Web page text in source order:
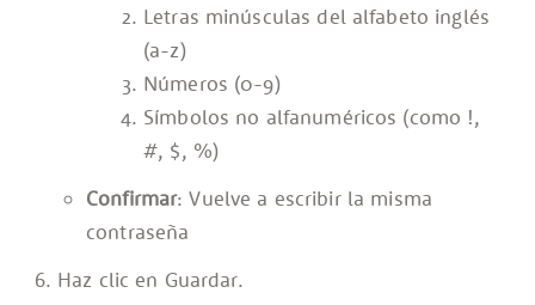
Letras minúsculas del alfabeto inglés
(a-z)
Números (0-9)
Símbolos no alfanuméricos (como !,
#, $, %)
Confirmar: Vuelve a escribir la misma
contraseña
Haz clic en Guardar.